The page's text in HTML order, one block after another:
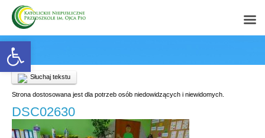
Open toolbar
Słuchaj tekstu
Strona dostosowana jest dla potrzeb osób niedowidzących i niewidomych.
DSC02630